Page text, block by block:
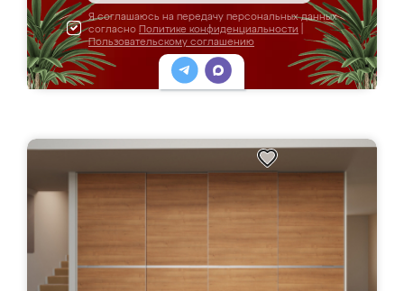
Я соглашаюсь на передачу персональных данных
согласно Политике конфиденциальности
Пользовательскому соглашению